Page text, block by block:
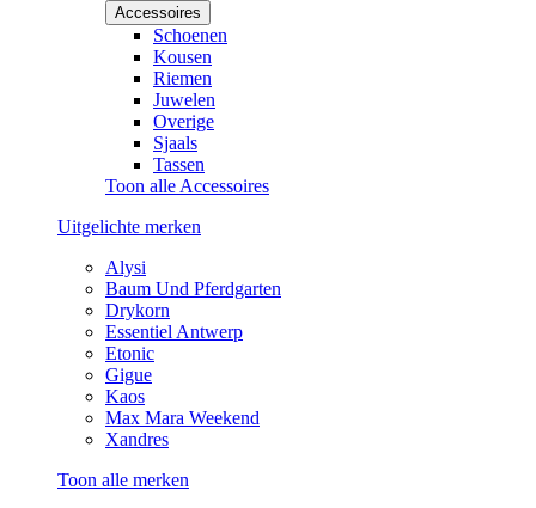
Accessoires
Schoenen
Kousen
Riemen
Juwelen
Overige
Sjaals
Tassen
Toon alle Accessoires
Uitgelichte merken
Alysi
Baum Und Pferdgarten
Drykorn
Essentiel Antwerp
Etonic
Gigue
Kaos
Max Mara Weekend
Xandres
Toon alle merken